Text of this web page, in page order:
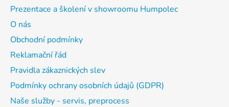
Prezentace a školení v showroomu Humpolec
O nás
Obchodní podmínky
Reklamační řád
Pravidla zákaznických slev
Podmínky ochrany osobních údajů (GDPR)
Naše služby - servis, preprocess